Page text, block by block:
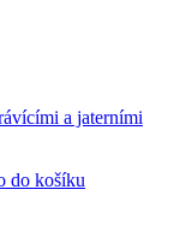
a jaterními
do košíku